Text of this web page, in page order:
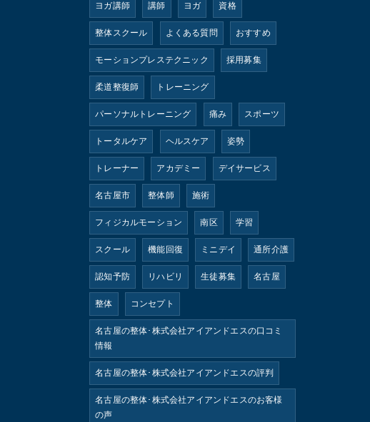
ヨガ講師 講師 ヨガ 資格
整体スクール よくある質問 おすすめ
モーションプレステクニック 採用募集
柔道整復師 トレーニング
パーソナルトレーニング 痛み スポーツ
トータルケア ヘルスケア 姿勢
トレーナー アカデミー デイサービス
名古屋市 整体師 施術
フィジカルモーション 南区 学習
スクール 機能回復 ミニデイ 通所介護
認知予防 リハビリ 生徒募集 名古屋
整体 コンセプト
名古屋の整体･株式会社アイアンドエスの口コミ
情報
名古屋の整体･株式会社アイアンドエスの評判
名古屋の整体･株式会社アイアンドエスのお客様
の声